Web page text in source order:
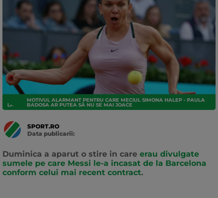
LA LIGA
MOTIVUL ALARMANT PENTRU CARE MECIUL SIMONA HALEP - PAULA
BADOSA AR PUTEA SĂ NU SE MAI JOACE
SPORT.RO
Data publicarii:
Duminica a aparut o stire in care erau divulgate
sumele pe care Messi le-a incasat de la Barcelona
conform celui mai recent contract.